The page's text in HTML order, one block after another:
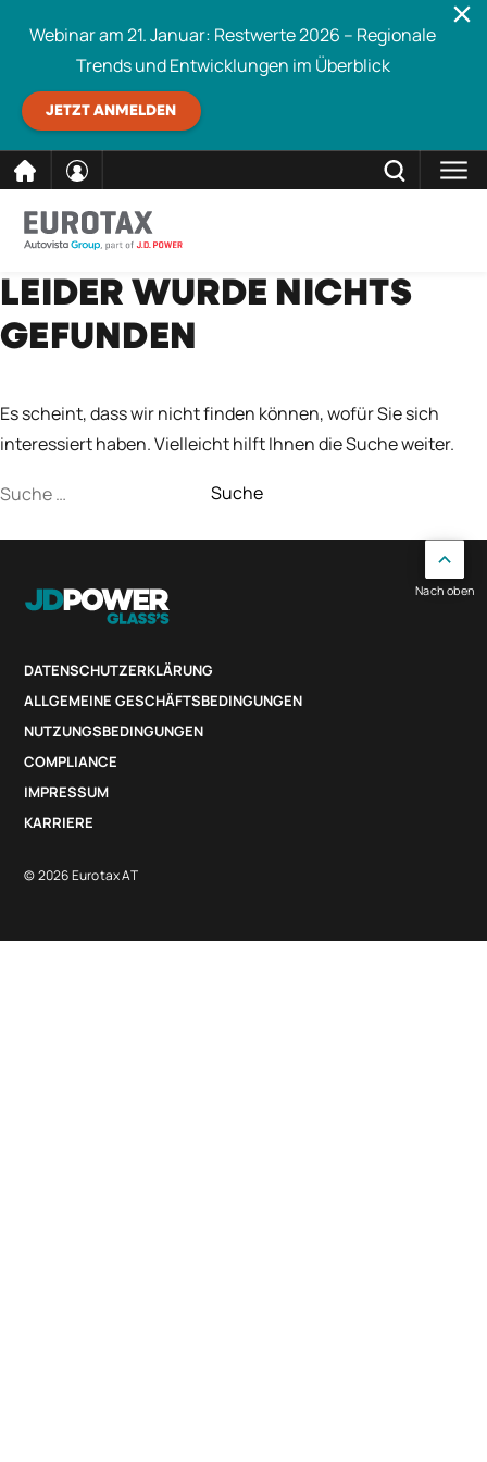
direkt
zum
Inhalt
Webinar am 21. Januar: Restwerte 2026 – Regionale
Trends und Entwicklungen im Überblick
JETZT ANMELDEN
Eurotax durchsuchen SCHLIESSEN
LEIDER WURDE NICHTS
GEFUNDEN
Es scheint, dass wir nicht finden können, wofür Sie sich
interessiert haben. Vielleicht hilft Ihnen die Suche weiter.
Suche
DATENSCHUTZERKLÄRUNG
ALLGEMEINE GESCHÄFTSBEDINGUNGEN
NUTZUNGSBEDINGUNGEN
COMPLIANCE
IMPRESSUM
KARRIERE
© 2026 Eurotax AT
Nach oben